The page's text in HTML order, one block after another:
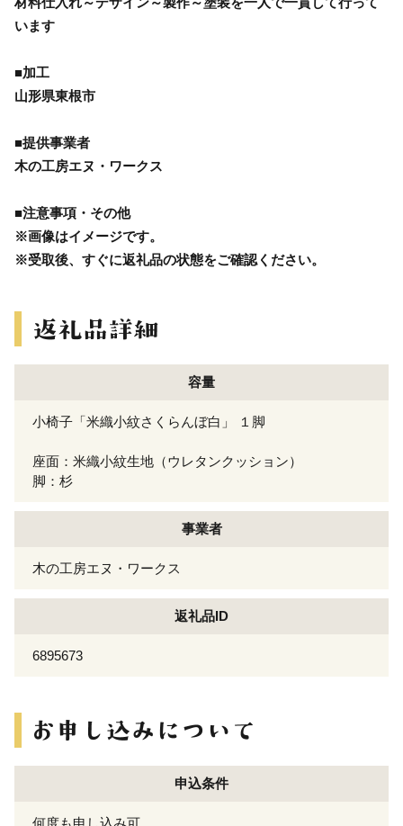
います
■加工
山形県東根市
■提供事業者
木の工房エヌ・ワークス
■注意事項・その他
※画像はイメージです。
※受取後、すぐに返礼品の状態をご確認ください。
容量
小椅子「米織小紋さくらんぼ白」 １脚
座面：米織小紋生地（ウレタンクッション）
脚：杉
事業者
木の工房エヌ・ワークス
返礼品ID
6895673
申込条件
何度も申し込み可